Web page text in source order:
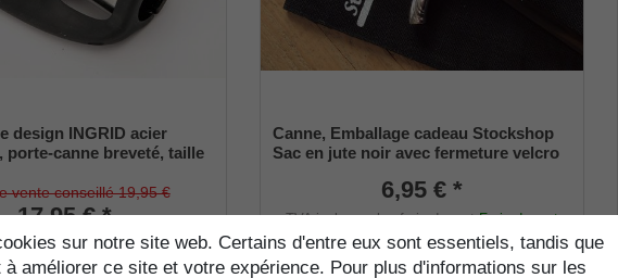
design INGRID acier
porte-canne breveté, taille
vente conseillé 19,95 €
17,95 € *
plus frais de portFrais de port
d'article 4008
Canne, Emballage cadeau Stockshop
Sac en jute noir avec fermeture velcro
6,95 € *
TVA incluse.plus frais de portFrais de port
Numéro d'article9590
Liste de favoris
sur notre site web. Certains d'entre eux sont essentiels, tandis que
à améliorer ce site et votre expérience. Pour plus d'informations sur les